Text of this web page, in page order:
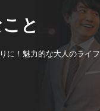
と
に！魅力的な大人のライフ